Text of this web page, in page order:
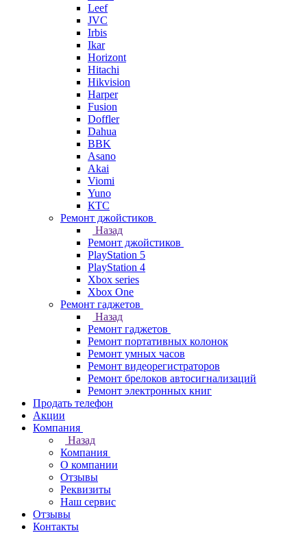
Leef
JVC
Irbis
Ikar
Horizont
Hitachi
Hikvision
Harper
Fusion
Doffler
Dahua
BBK
Asano
Akai
Viomi
Yuno
КТС
Ремонт джойстиков
Назад
Ремонт джойстиков
PlayStation 5
PlayStation 4
Xbox series
Xbox One
Ремонт гаджетов
Назад
Ремонт гаджетов
Ремонт портативных колонок
Ремонт умных часов
Ремонт видеорегистраторов
Ремонт брелоков автосигнализаций
Ремонт электронных книг
Продать телефон
Акции
Компания
Назад
Компания
О компании
Отзывы
Реквизиты
Наш сервис
Отзывы
Контакты